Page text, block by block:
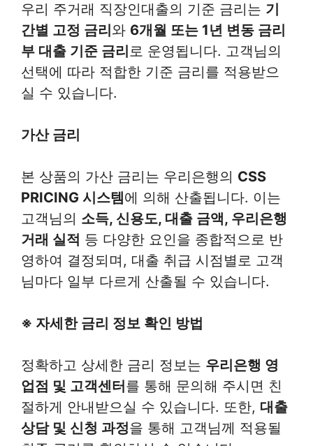
우리 주거래 직장인대출의 기준 금리는 기
간별 고정 금리와 6개월 또는 1년 변동 금리
부 대출 기준 금리로 운영됩니다. 고객님의
선택에 따라 적합한 기준 금리를 적용받으
실 수 있습니다.
가산 금리
본 상품의 가산 금리는 우리은행의 CSS
PRICING 시스템에 의해 산출됩니다. 이는
고객님의 소득, 신용도, 대출 금액, 우리은행
거래 실적 등 다양한 요인을 종합적으로 반
영하여 결정되며, 대출 취급 시점별로 고객
님마다 일부 다르게 산출될 수 있습니다.
※ 자세한 금리 정보 확인 방법
정확하고 상세한 금리 정보는 우리은행 영
업점 및 고객센터를 통해 문의해 주시면 친
절하게 안내받으실 수 있습니다. 또한, 대출
상담 및 신청 과정을 통해 고객님께 적용될